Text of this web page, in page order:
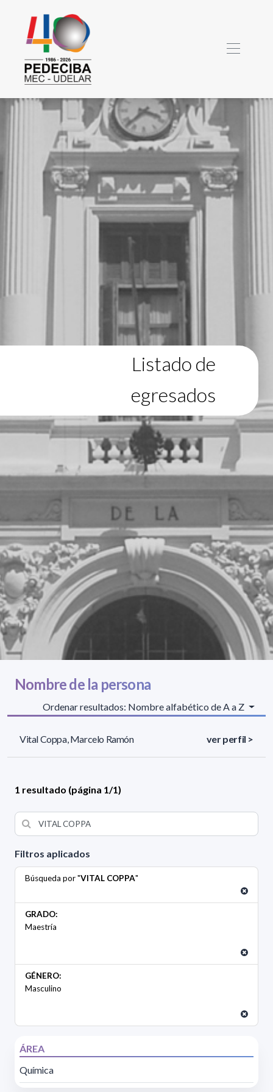
Listado de
egresados
Filtros aplicados
Búsqueda por "VITAL COPPA"
GRADO:
Maestría
GÉNERO:
Masculino
ÁREA
Química
Nombre de la persona
Ordenar resultados: Nombre alfabético de A a Z
Vital Coppa, Marcelo Ramón ver perfil >
1 resultado (página 1/1)